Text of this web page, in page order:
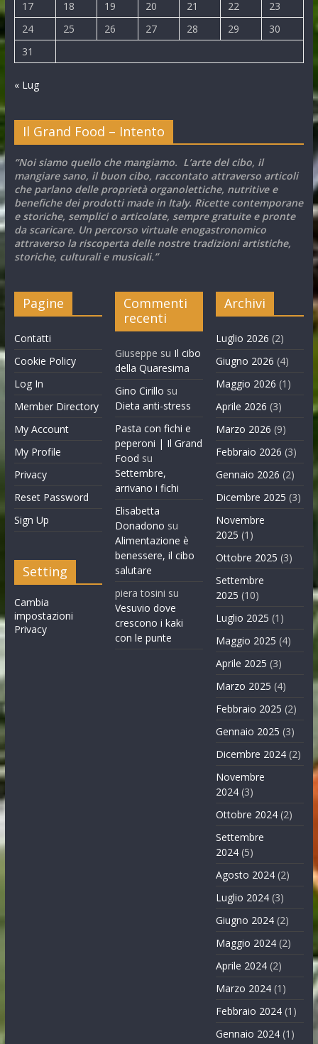
17 18 19 20 21 22
23
24
25 26 27 28 29
30
31
« Lug
Il Grand Food – Intento
“Noi siamo quello che mangiamo. L’arte del cibo, il
mangiare sano, il buon cibo, raccontato attraverso articoli
che parlano delle proprietà organolettiche, nutritive e
benefiche dei prodotti made in Italy. Ricette contemporane
e storiche, semplici o articolate, sempre gratuite e pronte
da scaricare. Un percorso virtuale enogastronomico
attraverso la riscoperta delle nostre tradizioni artistiche,
storiche, culturali e musicali.”
Pagine
Contatti
Cookie Policy
Log In
Member Directory
My Account
My Profile
Privacy
Reset Password
Sign Up
Setting
Cambia
impostazioni
Privacy
Commenti
recenti
Giuseppe su Il cibo
della Quaresima
Gino Cirillo su
Dieta anti-stress
Pasta con fichi e
peperoni | Il Grand
Food su
Settembre,
arrivano i fichi
Elisabetta
Donadono su
Alimentazione è
benessere, il cibo
salutare
piera tosini su
Vesuvio dove
crescono i kaki
con le punte
Archivi
Luglio 2026 (2)
Giugno 2026 (4)
Maggio 2026 (1)
Aprile 2026 (3)
Marzo 2026 (9)
Febbraio 2026 (3)
Gennaio 2026 (2)
Dicembre 2025 (3)
Novembre
2025 (1)
Ottobre 2025 (3)
Settembre
2025 (10)
Luglio 2025 (1)
Maggio 2025 (4)
Aprile 2025 (3)
Marzo 2025 (4)
Febbraio 2025 (2)
Gennaio 2025 (3)
Dicembre 2024 (2)
Novembre
2024 (3)
Ottobre 2024 (2)
Settembre
2024 (5)
Agosto 2024 (2)
Luglio 2024 (3)
Giugno 2024 (2)
Maggio 2024 (2)
Aprile 2024 (2)
Marzo 2024 (1)
Febbraio 2024 (1)
Gennaio 2024 (1)